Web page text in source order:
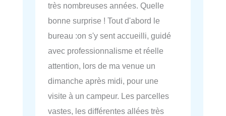
très nombreuses années. Quelle
bonne surprise ! Tout d'abord le
bureau :on s'y sent accueilli, guidé
avec professionnalisme et réelle
attention, lors de ma venue un
dimanche après midi, pour une
visite à un campeur. Les parcelles
vastes, les différentes allées très